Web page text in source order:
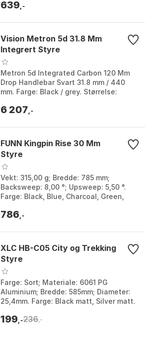
639 ,-
Vision Metron 5d 31.8 Mm
Integrert Styre
Metron 5d Integrated Carbon 120 Mm
Drop Handlebar Svart 31.8 mm / 440
mm. Farge: Black / grey. Størrelse:
440mm.
6 207 ,-
FUNN Kingpin Rise 30 Mm
Styre
Vekt: 315,00 g; Bredde: 785 mm;
Backsweep: 8,00 °; Upsweep: 5,50 °.
Farge: Black, Blue, Charcoal, Green,
Størrelse 2: 785m...
786 ,-
XLC HB-C05 City og Trekking
Styre
Farge: Sort; Materiale: 6061 PG
Aluminium; Bredde: 585mm; Diameter:
25,4mm. Farge: Black matt, Silver matt.
199 ,-236,-